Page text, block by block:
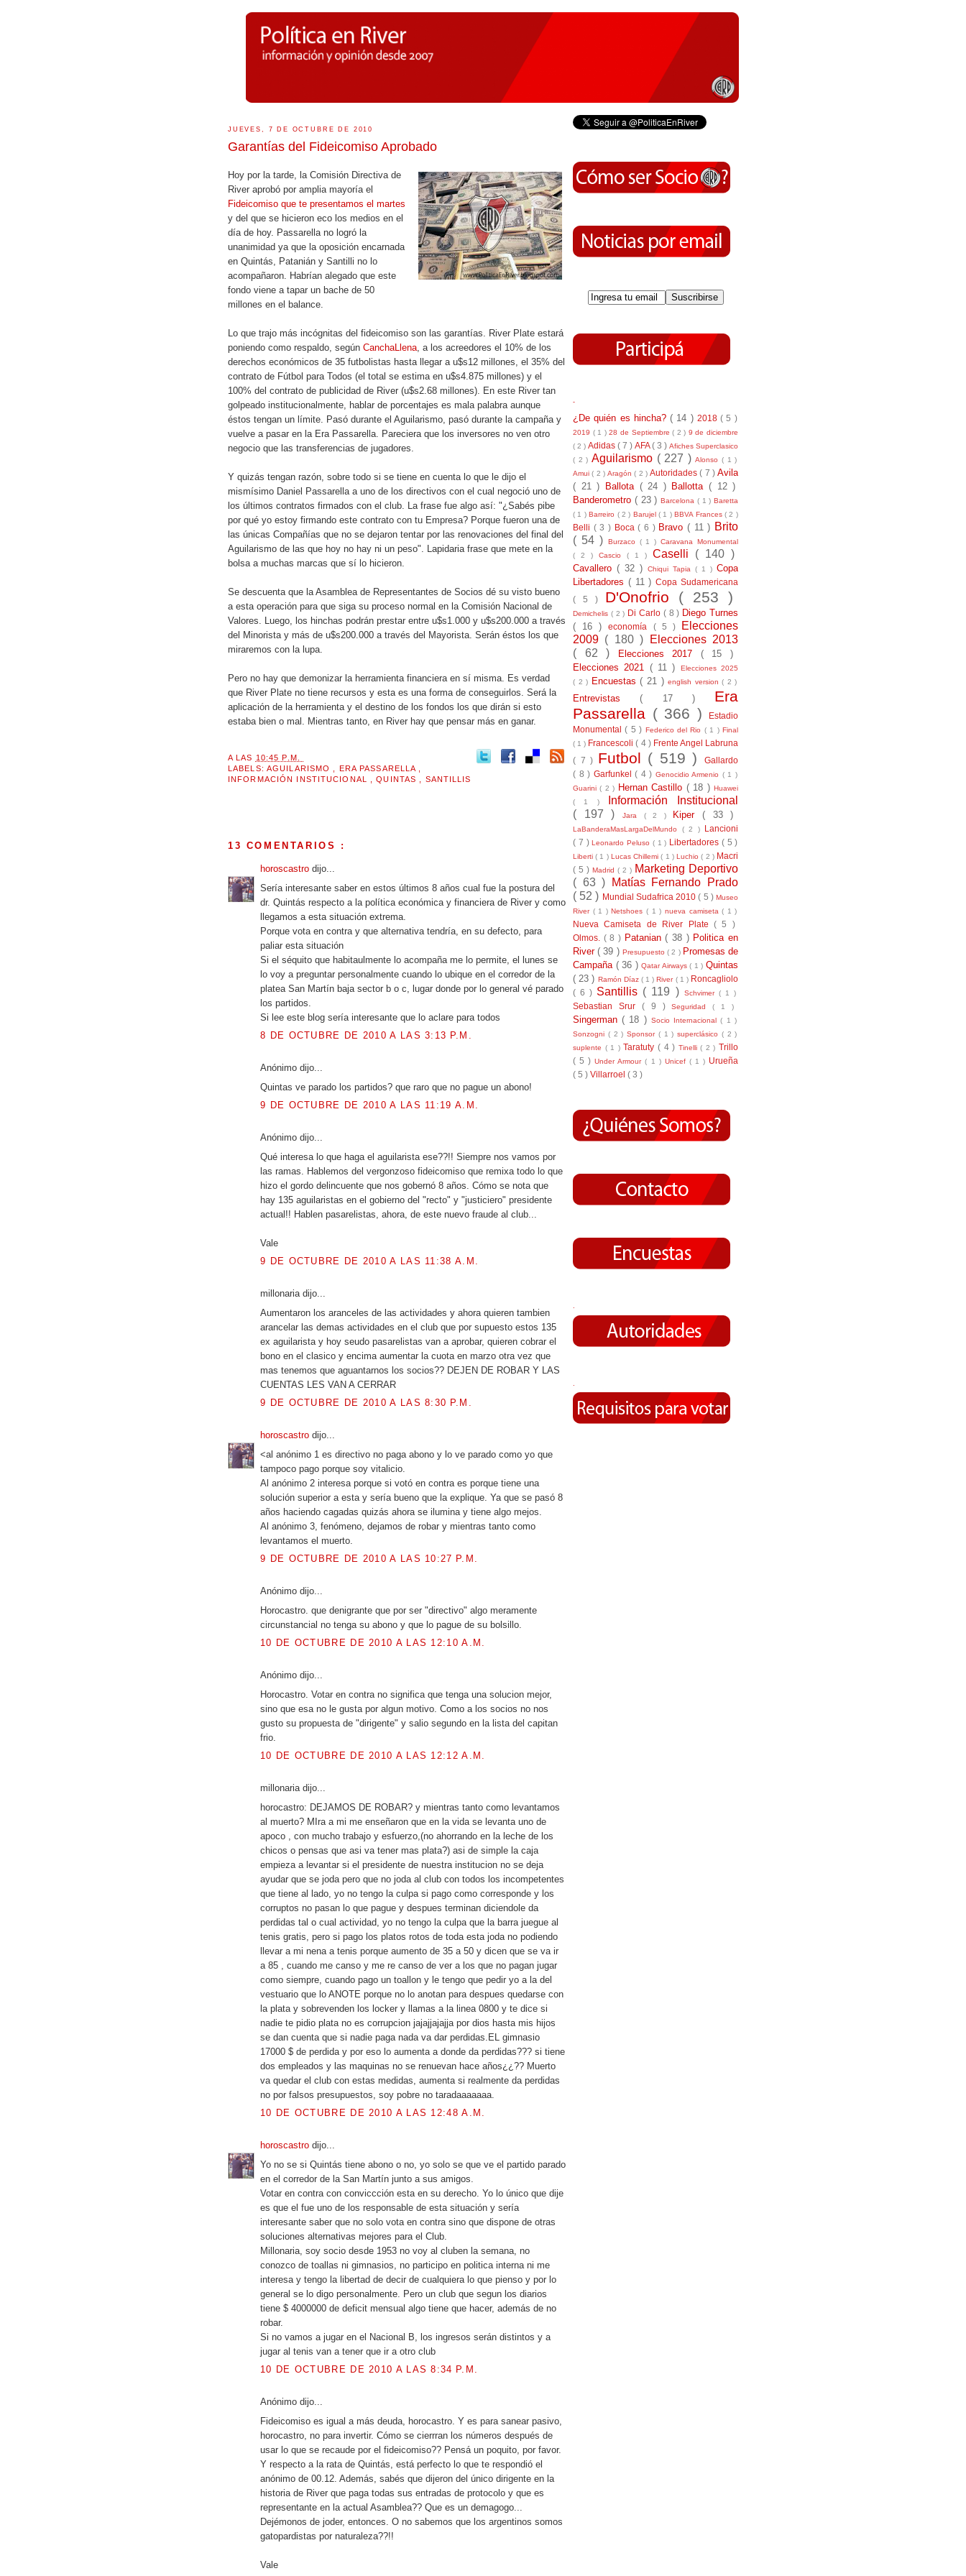
JUEVES, 7 DE OCTUBRE DE 2010
Garantías del Fideicomiso Aprobado
Hoy por la tarde, la Comisión Directiva de
River aprobó por amplia mayoría el
Fideicomiso que te presentamos el martes
y del que se hicieron eco los medios en el
día de hoy. Passarella no logró la
unanimidad ya que la oposición encarnada
en Quintás, Patanián y Santilli no lo
acompañaron. Habrían alegado que este
fondo viene a tapar un bache de 50
millones en el balance.
Lo que trajo más incógnitas del fideicomiso son las garantías. River Plate estará
poniendo como respaldo, según CanchaLlena, a los acreedores el 10% de los
derechos económicos de 35 futbolistas hasta llegar a u$s12 millones, el 35% del
contrato de Fútbol para Todos (el total se estima en u$s4.875 millones) y el
100% del contrato de publicidad de River (u$s2.68 millones). En este River tan
golpeado institucionalmente, hablar de porcentajes es mala palabra aunque
éstos tengan un límite. Pasó durante el Aguilarismo, pasó durante la campaña y
vuelve a pasar en la Era Passarella. Pareciera que los inversores no ven otro
negocio que las transferencias de jugadores.
Y quizás tengan razón, sobre todo si se tiene en cuenta lo que le dijo el
mismísimo Daniel Passarella a uno de los directivos con el cual negoció uno de
los últimos contratos firmados con el club. La frase fue algo así: "¿Sabés pibe
por qué yo estoy firmando este contrato con tu Empresa? Porque fueron una de
las únicas Compañías que no se dejaron tentar por las renovaciones del final del
Aguilarismo de las que hoy no hay ni un peso". Lapidaria frase que mete en la
bolsa a muchas marcas que sí lo hicieron.
Se descuenta que la Asamblea de Representantes de Socios dé su visto bueno
a esta operación para que siga su proceso normal en la Comisión Nacional de
Valores. Luego, los hinchas podrán prestar entre u$s1.000 y u$s200.000 a través
del Minorista y más de u$s200.000 a través del Mayorista. Serán éstos los que
miraremos con la lupa.
Pero no hay que demonizar la herramienta financiera en sí misma. Es verdad
que River Plate no tiene recursos y esta es una forma de conseguirlos. Será la
aplicación de la herramienta y el destino de los fondos los que dirán si esto
estaba bien o mal. Mientras tanto, en River hay que pensar más en ganar.
A LAS 10:45 P.M.
LABELS: AGUILARISMO ERA PASSARELLA
INFORMACIÓN INSTITUCIONAL
,QUINTAS SANTILLIS
13 COMENTARIOS :
horoscastro dijo...
Sería interesante saber en estos últimos 8 años cual fue la postura del
dr. Quintás respecto a la política económica y financiera de River y como
llegamos a esta situación extrema.
Porque vota en contra y que alternativa tendría, en su defecto, para
paliar esta situación
Si el séquito que habitaulmente lo acompaña me lo permite, el lunes se
lo voy a preguntar personalmente cuando lo ubique en el corredor de la
platea San Martín baja sector b o c, lugar donde por lo general vé parado
los partidos.
Si lee este blog sería interesante que lo aclare para todos
8 DE OCTUBRE DE 2010 A LAS 3:13 P.M.
Anónimo dijo...
Quintas ve parado los partidos? que raro que no pague un abono!
9 DE OCTUBRE DE 2010 A LAS 11:19 A.M.
Anónimo dijo...
Qué interesa lo que haga el aguilarista ese??!! Siempre nos vamos por
las ramas. Hablemos del vergonzoso fideicomiso que remixa todo lo que
hizo el gordo delincuente que nos gobernó 8 años. Cómo se nota que
hay 135 aguilaristas en el gobierno del "recto" y "justiciero" presidente
actual!! Hablen pasarelistas, ahora, de este nuevo fraude al club...
Vale
9 DE OCTUBRE DE 2010 A LAS 11:38 A.M.
millonaria dijo...
Aumentaron los aranceles de las actividades y ahora quieren tambien
arancelar las demas actividades en el club que por supuesto estos 135
ex aguilarista y hoy seudo pasarelistas van a aprobar, quieren cobrar el
bono en el clasico y encima aumentar la cuota en marzo otra vez que
mas tenemos que aguantarnos los socios?? DEJEN DE ROBAR Y LAS
CUENTAS LES VAN A CERRAR
9 DE OCTUBRE DE 2010 A LAS 8:30 P.M.
horoscastro dijo...
<al anónimo 1 es directivo no paga abono y lo ve parado como yo que
tampoco pago porque soy vitalicio.
Al anónimo 2 interesa porque si votó en contra es porque tiene una
solución superior a esta y sería bueno que la explique. Ya que se pasó 8
años haciendo cagadas quizás ahora se ilumina y tiene algo mejos.
Al anónimo 3, fenómeno, dejamos de robar y mientras tanto como
levantamos el muerto.
9 DE OCTUBRE DE 2010 A LAS 10:27 P.M.
Anónimo dijo...
Horocastro. que denigrante que por ser "directivo" algo meramente
circunstancial no tenga su abono y que lo pague de su bolsillo.
10 DE OCTUBRE DE 2010 A LAS 12:10 A.M.
Anónimo dijo...
Horocastro. Votar en contra no significa que tenga una solucion mejor,
sino que esa no le gusta por algun motivo. Como a los socios no nos
gusto su propuesta de "dirigente" y salio segundo en la lista del capitan
frio.
10 DE OCTUBRE DE 2010 A LAS 12:12 A.M.
millonaria dijo...
horocastro: DEJAMOS DE ROBAR? y mientras tanto como levantamos
al muerto? MIra a mi me enseñaron que en la vida se levanta uno de
apoco , con mucho trabajo y esfuerzo,(no ahorrando en la leche de los
chicos o pensas que asi va tener mas plata?) asi de simple la caja
empieza a levantar si el presidente de nuestra institucion no se deja
ayudar que se joda pero que no joda al club con todos los incompetentes
que tiene al lado, yo no tengo la culpa si pago como corresponde y los
corruptos no pasan lo que pague y despues terminan diciendole da
perdidas tal o cual actividad, yo no tengo la culpa que la barra juegue al
tenis gratis, pero si pago los platos rotos de toda esta joda no podiendo
llevar a mi nena a tenis porque aumento de 35 a 50 y dicen que se va ir
a 85 , cuando me canso y me re canso de ver a los que no pagan jugar
como siempre, cuando pago un toallon y le tengo que pedir yo a la del
vestuario que lo ANOTE porque no lo anotan para despues quedarse con
la plata y sobrevenden los locker y llamas a la linea 0800 y te dice si
nadie te pidio plata no es corrupcion jajajjajajja por dios hasta mis hijos
se dan cuenta que si nadie paga nada va dar perdidas.EL gimnasio
17000 $ de perdida y por eso lo aumenta a donde da perdidas??? si tiene
dos empleados y las maquinas no se renuevan hace años¿¿?? Muerto
va quedar el club con estas medidas, aumenta si realmente da perdidas
no por falsos presupuestos, soy pobre no taradaaaaaaa.
10 DE OCTUBRE DE 2010 A LAS 12:48 A.M.
horoscastro dijo...
Yo no se si Quintás tiene abono o no, yo solo se que ve el partido parado
en el corredor de la San Martín junto a sus amigos.
Votar en contra con conviccción esta en su derecho. Yo lo único que dije
es que el fue uno de los responsable de esta situación y sería
interesante saber que no solo vota en contra sino que dispone de otras
soluciones alternativas mejores para el Club.
Millonaria, soy socio desde 1953 no voy al cluben la semana, no
conozco de toallas ni gimnasios, no participo en politica interna ni me
interesa y tengo la libertad de decir de cualquiera lo que pienso y por lo
general se lo digo personalmente. Pero un club que segun los diarios
tiene $ 4000000 de deficit mensual algo tiene que hacer, además de no
robar.
Si no vamos a jugar en el Nacional B, los ingresos serán distintos y a
jugar al tenis van a tener que ir a otro club
10 DE OCTUBRE DE 2010 A LAS 8:34 P.M.
Anónimo dijo...
Fideicomiso es igual a más deuda, horocastro. Y es para sanear pasivo,
horocastro, no para invertir. Cómo se cierrran los números después de
usar lo que se recaude por el fideicomiso?? Pensá un poquito, por favor.
Y respecto a la rata de Quintás, está perfecto lo que te respondió el
anónimo de 00.12. Además, sabés que dijeron del único dirigente en la
historia de River que paga todas sus entradas de protocolo y que es
representante en la actual Asamblea?? Que es un demagogo...
Dejémonos de joder, entonces. O no sabemos que los argentinos somos
gatopardistas por naturaleza??!!
Vale
-
¿De quién es hincha?( 14 ) 2018( 5 )
2019 ( 1 )28 de Septiembre( 2 ) 9 de diciembre
( 2 ) Adidas ( 7 ) AFA( 3 ) Afiches Superclasico
( 2 ) Aguilarismo ( 227 )Alonso( 1 )
Amui( 2 ) Aragón( 2 ) Autoridades( 7 ) Avila
( 21 )
Ballota ( 24 ) Ballotta( 12 )
Banderometro ( 23 ) Barcelona ( 1 ) Baretta
( 1 )Barreiro ( 2 ) Barujel ( 1 )BBVA Frances ( 2 )
Belli ( 3 ) Boca( 6 ) Bravo( 11 ) Brito
( 54 )
Burzaco ( 1 )Caravana Monumental
( 2 ) Cascio ( 1 ) Caselli ( 140 )
Cavallero ( 32 ) Chiqui Tapia ( 1 ) Copa
Libertadores ( 11 )Copa Sudamericana
( 5 ) D'Onofrio ( 253 )
Demichelis ( 2 ) Di Carlo ( 8 ) Diego Turnes
( 16 )economía ( 5 )
Elecciones
2009 ( 180 )
Elecciones 2013
( 62 )
Elecciones 2017 ( 15 )
Elecciones 2021 ( 11 )
Elecciones 2025
( 2 )
Encuestas( 21 )english version( 2 )
Entrevistas( 17 ) Era
Passarella ( 366 )
Estadio
Monumental( 5 ) Federico del Rio ( 1 )Final
( 1 ) Francescoli( 4 ) Frente Angel Labruna
( 7 ) Futbol ( 519 )Gallardo
( 8 ) Garfunkel ( 4 ) Genocidio Armenio ( 1 )
Guarini( 2 ) Hernan Castillo ( 18 )Huawei
( 1 )
Información Institucional
( 197 )
Jara ( 2 ) Kiper( 33 )
LaBanderaMasLargaDelMundo ( 2 ) Lancioni
( 7 )Leonardo Peluso ( 1 ) Libertadores ( 5 )
Liberti( 1 ) Lucas Chillemi( 1 )Luchio( 2 ) Macri
( 5 ) Madrid ( 2 ) Marketing Deportivo
( 63 )
Matías Fernando Prado
( 52 ) Mundial Sudafrica 2010( 5 )Museo
River ( 1 )Netshoes( 1 ) nueva camiseta( 1 )
Nueva Camiseta de River Plate ( 5 )
Olmos. ( 8 ) Patanian( 38 ) Politica en
River( 39 ) Presupuesto( 2 ) Promesas de
Campaña ( 36 )Qatar Airways( 1 )Quintas
( 23 ) Ramón Díaz ( 1 )River ( 1 ) Roncagliolo
( 6 ) Santillis ( 119 ) Schvimer ( 1 )
Sebastian Srur ( 9 )Seguridad( 1 )
Singerman( 18 ) Socio Internacional( 1 )
Sonzogni ( 2 ) Sponsor ( 1 ) superclásico ( 2 )
suplente ( 1 ) Taratuty ( 4 ) Tinelli( 2 ) Trillo
( 5 )Under Armour( 1 ) Unicef ( 1 ) Urueña
( 5 ) Villarroel ( 3 )